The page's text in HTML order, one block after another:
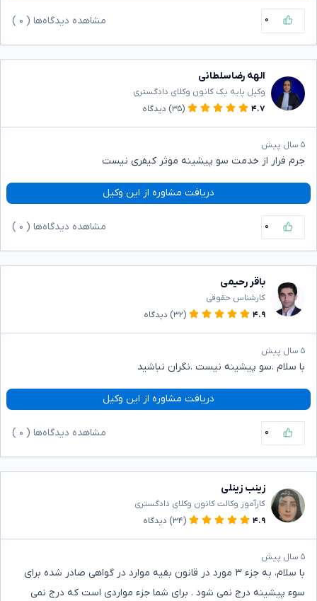
۰ مشاهده دیدگاه‌ها ( ۰
الهه رضاسلطانی
وکیل پایه یک کانون وکلای دادگستری
۴.۷
(۳۵) دیدگاه
۵ سال پیش
جرم فرار از خدمت سو پیشینه موثر کیفری نیست
دریافت مشاوره از این وکیل
۰ مشاهده دیدگاه‌ها ( ۰
باقر رحیمی
کارشناس حقوقی
۴.۹
(۳۲) دیدگاه
۵ سال پیش
با سلام .سو پیشینه نیست .نگران نباشید
دریافت مشاوره از این وکیل
۰ مشاهده دیدگاه‌ها ( ۰
زینب زینلی
کارآموز وکالت کانون وکلای دادگستری
۴.۹
(۳۴) دیدگاه
۵ سال پیش
با سلام، به جزء ۳ مورد در قانون بقیه موارد در گواهی صادر شده برای
سوء پیشینه درج نمی شود . برای شما جزء مواردی است که درج نمی